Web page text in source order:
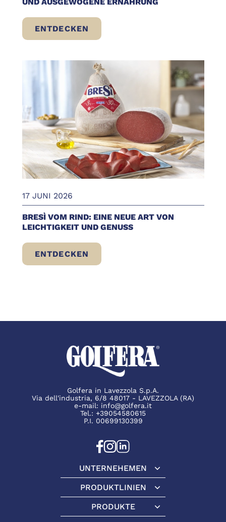
ENTDECKEN
BRESÌ VOM RIND IN DER VERPACKUNG:
17 JUNI 2026
BRESÌ VOM RIND: EINE NEUE ART VON
LEICHTIGKEIT UND GENUSS
ENTDECKEN
BRESÌ VOM RIND: EINE NEUE ART VON
Golfera in Lavezzola S.p.A.
Via dell'industria, 6/8 48017 - LAVEZZOLA (RA)
e-mail: info@golfera.it
Tel.: +39054580615
P.I. 00699130399
UNTERNEHEMEN
Unternehemen
PRODUKTLINIEN
Produktlinien
PRODUKTE
Produkte